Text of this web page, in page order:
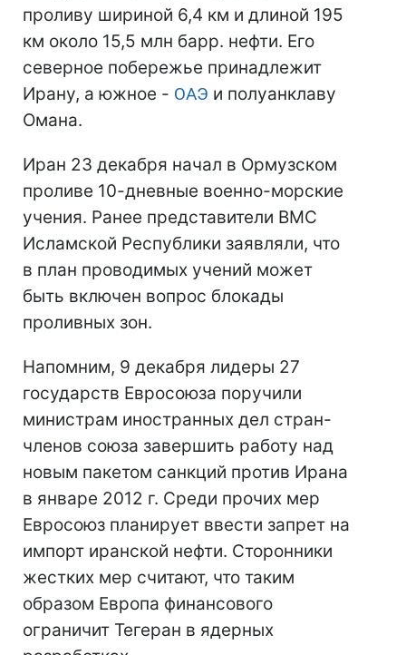
проливу шириной 6,4 км и длиной 195
км около 15,5 млн барр. нефти. Его
северное побережье принадлежит
Ирану, а южное - ОАЭ и полуанклаву
Омана.
Иран 23 декабря начал в Ормузском
проливе 10-дневные военно-морские
учения. Ранее представители ВМС
Исламской Республики заявляли, что
в план проводимых учений может
быть включен вопрос блокады
проливных зон.
Напомним, 9 декабря лидеры 27
государств Евросоюза поручили
министрам иностранных дел стран-
членов союза завершить работу над
новым пакетом санкций против Ирана
в январе 2012 г. Среди прочих мер
Евросоюз планирует ввести запрет на
импорт иранской нефти. Сторонники
жестких мер считают, что таким
образом Европа финансового
ограничит Тегеран в ядерных